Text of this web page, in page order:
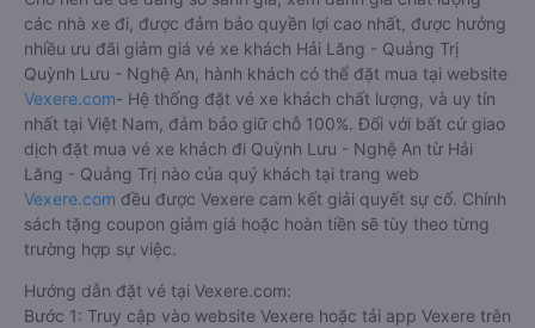
các nhà xe đi, được đảm bảo quyền lợi cao nhất, được hưởng
nhiều ưu đãi giảm giá vé xe khách Hải Lăng - Quảng Trị
Quỳnh Lưu - Nghệ An, hành khách có thể đặt mua tại website
Vexere.com- Hệ thống đặt vé xe khách chất lượng, và uy tín
nhất tại Việt Nam, đảm bảo giữ chỗ 100%. Đối với bất cứ giao
dịch đặt mua vé xe khách đi Quỳnh Lưu - Nghệ An từ Hải
Lăng - Quảng Trị nào của quý khách tại trang web
Vexere.com đều được Vexere cam kết giải quyết sự cố. Chính
sách tặng coupon giảm giá hoặc hoàn tiền sẽ tùy theo từng
trường hợp sự việc.
Hướng dẫn đặt vé tại Vexere.com:
Bước 1: Truy cập vào website Vexere hoặc tải app Vexere trên